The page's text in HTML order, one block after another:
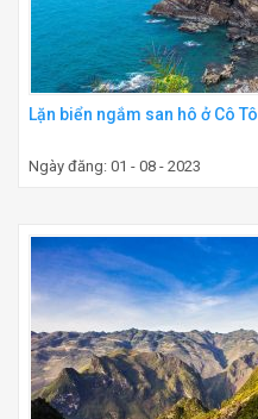
Lặn biển ngắm san hô ở Cô Tô
Ngày đăng: 01 - 08 - 2023